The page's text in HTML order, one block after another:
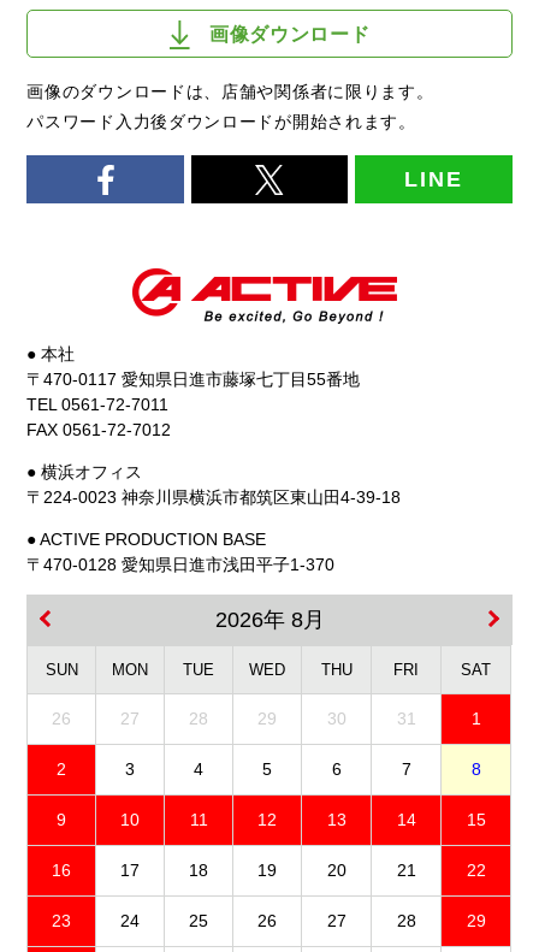
画像ダウンロード
画像のダウンロードは、店舗や関係者に限ります。
パスワード入力後ダウンロードが開始されます。
LINE
● 本社
〒470-0117 愛知県日進市藤塚七丁目55番地
TEL 0561-72-7011
FAX 0561-72-7012
● 横浜オフィス
〒224-0023 神奈川県横浜市都筑区東山田4-39-18
● ACTIVE PRODUCTION BASE
〒470-0128 愛知県日進市浅田平子1-370
2026年 8月
SUN MON TUE WED THU FRI SAT
26 27 28 29 30 31 1
2 3 4 5 6 7 8
9 10 11 12 13 14 15
16 17 18 19 20 21 22
23 24 25 26 27 28 29